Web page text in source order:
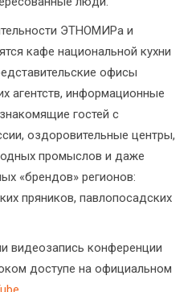
ЭТНОМИРа и
кафе национальной кухни
офисы
агентств, информационные
гостей с
оздоровительные центры,
промыслов и даже
«брендов» регионов:
пряников, павлопосадских
видеозапись конференции
доступе на официальном